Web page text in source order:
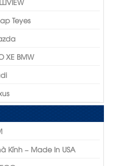
Teyes
XE BMW
Kính – Made In USA